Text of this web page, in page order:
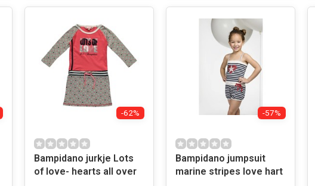
-62%
Bampidano jurkje Lots
of love- hearts all over
-57%
Bampidano jumpsuit
marine stripes love hart